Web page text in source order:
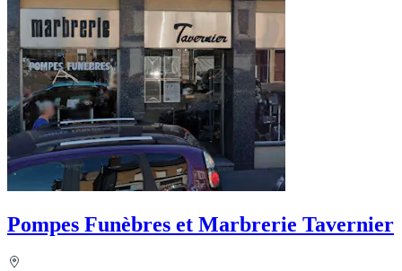
Pompes Funèbres et Marbrerie Tavernier